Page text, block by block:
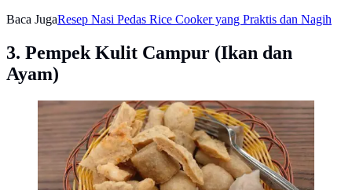
Baca JugaResep Nasi Pedas Rice Cooker yang Praktis dan Nagih
3. Pempek Kulit Campur (Ikan dan
Ayam)